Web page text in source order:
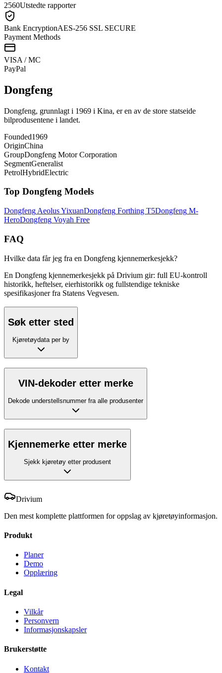
2560Utstedte rapporter
Bank EncryptionAES-256 SSL SECURE
Payment Methods
VISA / MC
PayPal
Dongfeng
Dongfeng, grunnlagt i 1969 i Kina, er en av de store statseide
bilprodusentene i landet.
Founded1969
OriginChina
GroupDongfeng Motor Corporation
SegmentGeneralist
PetrolHybridElectric
Top Dongfeng Models
Dongfeng Aeolus YixuanDongfeng Forthing T5Dongfeng M-
HeroDongfeng Voyah Free
FAQ
Hvilke data får jeg fra en Dongfeng kjennemerkesjekk?
En Dongfeng kjennemerkesjekk på Drivium gir: full EU-kontroll
historikk, heftelser, eierhistorikk og fullstendige tekniske
spesifikasjoner fra Statens Vegvesen.
Søk etter sted
Kjøretøydata per by
VIN-dekoder etter merke
Dekode understellsnummer fra alle produsenter
Kjennemerke etter merke
Sjekk kjøretøy etter produsent
Drivium
Den mest komplette plattformen for oppslag av kjøretøyinformasjon.
Produkt
Planer
Demo
Opplæring
Legal
Vilkår
Personvern
Informasjonskapsler
Brukerstøtte
Kontakt